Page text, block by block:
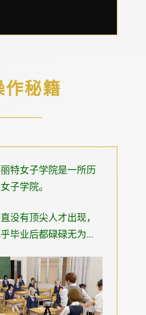
作秘籍
特女子学院是一所历
子学院。
没有顶尖人才出现，
毕业后都碌碌无为...